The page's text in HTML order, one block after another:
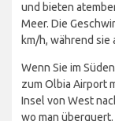
und bieten
Meer. Die
km/h, während sie
Wenn Sie im
zum Olbia Airport
Insel von West
wo man